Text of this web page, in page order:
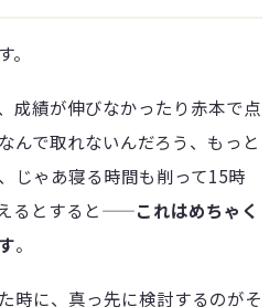
成績が伸びなかったり赤本で点
んで取れないんだろう、もっと
じゃあ寝る時間も削って15時
るとすると——これはめちゃく
。
時に、真っ先に検討するのがそ